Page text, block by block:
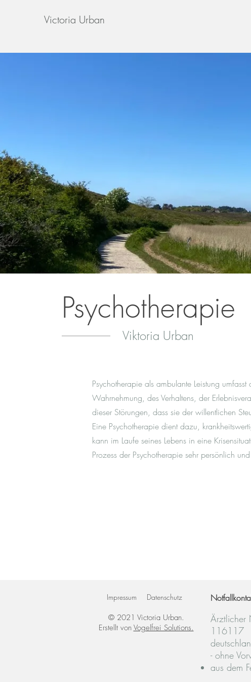
Victoria Urban
Psychotherapie
Viktoria Urban
Psychotherapie als ambulante Leistung
Wahrnehmung, des Verhaltens, der
dieser Störungen, dass sie der willentlichen
Eine Psychotherapie dient dazu,
kann im Laufe seines Lebens in eine
Prozess der Psychotherapie sehr persönlich
Impressum Datenschutz
© 2021 Victoria Urban.
Erstellt von Vogelfrei Solutions.
Ärztlicher
116117
- ohne
aus dem